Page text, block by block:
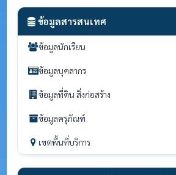
ข้อมูลสารสนเทศ
ข้อมูลนักเรียน
ข้อมูลบุคลากร
ข้อมูลที่ดิน สิ่งก่อสร้าง
ข้อมูลครุภัณฑ์
เขตพื้นที่บริการ